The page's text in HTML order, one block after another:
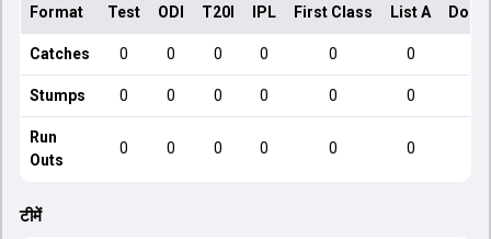
Format Test ODI T20I IPL First Class List A
Catches 0 0 0 0 0 0
Stumps 0 0 0 0 0 0
Run
Outs
0 0 0 0 0 0
टीमें